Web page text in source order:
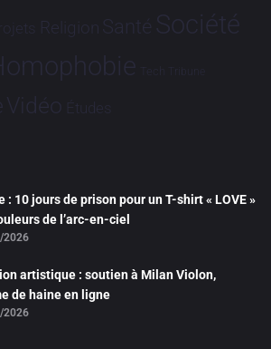
Religion Santé Société
Tech Tribune
Vidéo Études
: 10 jours de prison pour un T-shirt « LOVE »
de l’arc-en-ciel
2026
artistique : soutien à Milan Violon,
de haine en ligne
2026